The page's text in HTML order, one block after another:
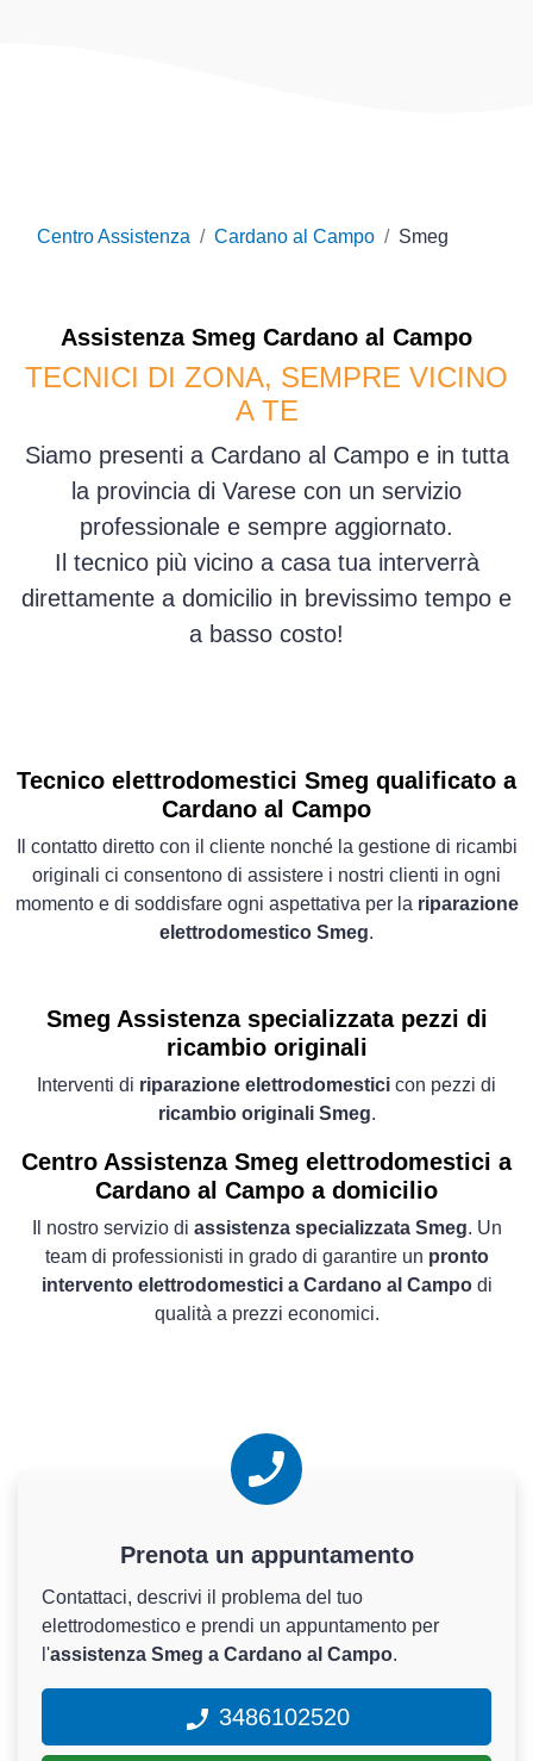
Centro Assistenza Cardano al Campo Smeg
Assistenza Smeg Cardano al Campo
TECNICI DI ZONA, SEMPRE VICINO
A TE
Siamo presenti a Cardano al Campo e in tutta
la provincia di Varese con un servizio
professionale e sempre aggiornato.
Il tecnico più vicino a casa tua interverrà
direttamente a domicilio in brevissimo tempo e
a basso costo!
Tecnico elettrodomestici Smeg qualificato a
Cardano al Campo
Il contatto diretto con il cliente nonché la gestione di ricambi
originali ci consentono di assistere i nostri clienti in ogni
momento e di soddisfare ogni aspettativa per la riparazione
elettrodomestico Smeg.
Smeg Assistenza specializzata pezzi di
ricambio originali
Interventi di riparazione elettrodomestici con pezzi di
ricambio originali Smeg.
Centro Assistenza Smeg elettrodomestici a
Cardano al Campo a domicilio
Il nostro servizio di assistenza specializzata Smeg. Un
team di professionisti in grado di garantire un pronto
intervento elettrodomestici a Cardano al Campodi
qualità a prezzi economici.
Prenota un appuntamento
Contattaci, descrivi il problema del tuo
elettrodomestico e prendi un appuntamento per
l'assistenza Smeg a Cardano al Campo.
3486102520